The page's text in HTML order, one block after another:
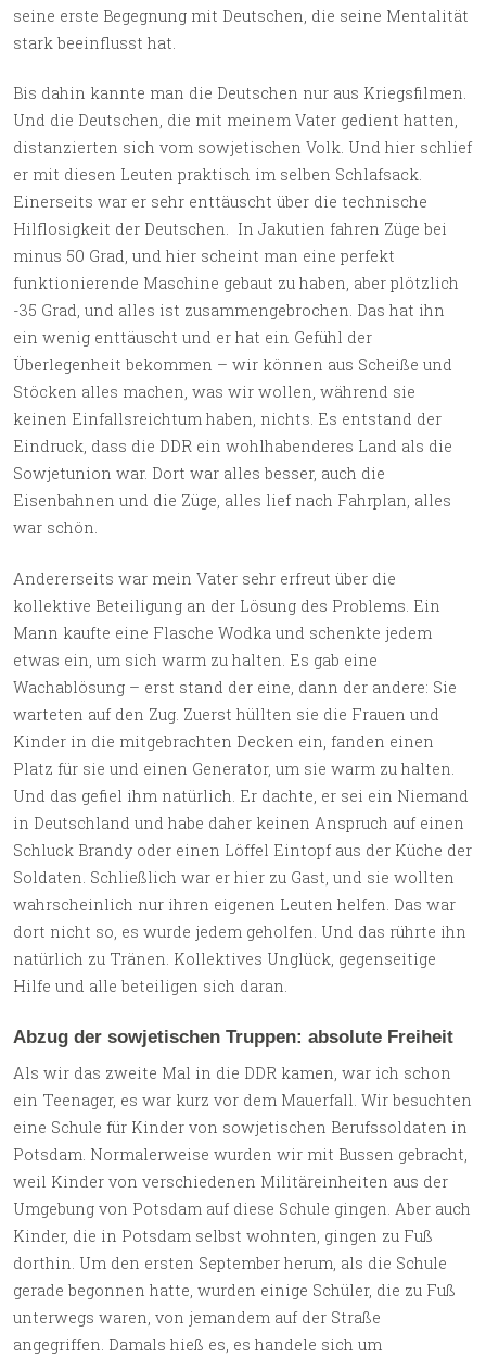
seine erste Begegnung mit Deutschen, die seine Mentalität
stark beeinflusst hat.
Bis dahin kannte man die Deutschen nur aus Kriegsfilmen.
Und die Deutschen, die mit meinem Vater gedient hatten,
distanzierten sich vom sowjetischen Volk. Und hier schlief
er mit diesen Leuten praktisch im selben Schlafsack.
Einerseits war er sehr enttäuscht über die technische
Hilflosigkeit der Deutschen. In Jakutien fahren Züge bei
minus 50 Grad, und hier scheint man eine perfekt
funktionierende Maschine gebaut zu haben, aber plötzlich
-35 Grad, und alles ist zusammengebrochen. Das hat ihn
ein wenig enttäuscht und er hat ein Gefühl der
Überlegenheit bekommen – wir können aus Scheiße und
Stöcken alles machen, was wir wollen, während sie
keinen Einfallsreichtum haben, nichts. Es entstand der
Eindruck, dass die DDR ein wohlhabenderes Land als die
Sowjetunion war. Dort war alles besser, auch die
Eisenbahnen und die Züge, alles lief nach Fahrplan, alles
war schön.
Andererseits war mein Vater sehr erfreut über die
kollektive Beteiligung an der Lösung des Problems. Ein
Mann kaufte eine Flasche Wodka und schenkte jedem
etwas ein, um sich warm zu halten. Es gab eine
Wachablösung – erst stand der eine, dann der andere: Sie
warteten auf den Zug. Zuerst hüllten sie die Frauen und
Kinder in die mitgebrachten Decken ein, fanden einen
Platz für sie und einen Generator, um sie warm zu halten.
Und das gefiel ihm natürlich. Er dachte, er sei ein Niemand
in Deutschland und habe daher keinen Anspruch auf einen
Schluck Brandy oder einen Löffel Eintopf aus der Küche der
Soldaten. Schließlich war er hier zu Gast, und sie wollten
wahrscheinlich nur ihren eigenen Leuten helfen. Das war
dort nicht so, es wurde jedem geholfen. Und das rührte ihn
natürlich zu Tränen. Kollektives Unglück, gegenseitige
Hilfe und alle beteiligen sich daran.
Abzug der sowjetischen Truppen: absolute Freiheit
Als wir das zweite Mal in die DDR kamen, war ich schon
ein Teenager, es war kurz vor dem Mauerfall. Wir besuchten
eine Schule für Kinder von sowjetischen Berufssoldaten in
Potsdam. Normalerweise wurden wir mit Bussen gebracht,
weil Kinder von verschiedenen Militäreinheiten aus der
Umgebung von Potsdam auf diese Schule gingen. Aber auch
Kinder, die in Potsdam selbst wohnten, gingen zu Fuß
dorthin. Um den ersten September herum, als die Schule
gerade begonnen hatte, wurden einige Schüler, die zu Fuß
unterwegs waren, von jemandem auf der Straße
angegriffen. Damals hieß es, es handele sich um